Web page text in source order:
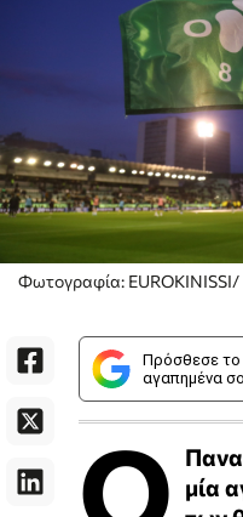
Φωτογραφία:
Πρόσθεσε το
αγαπημένα
Ο μία